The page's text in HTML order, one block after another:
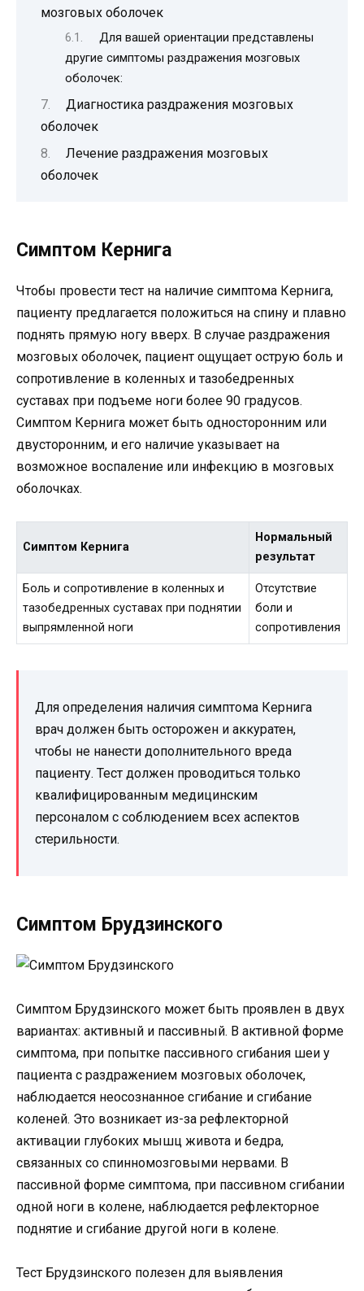
мозговых оболочек
Для вашей ориентации представлены
другие симптомы раздражения мозговых
оболочек:
Диагностика раздражения мозговых
оболочек
Лечение раздражения мозговых
оболочек
Симптом Кернига
Чтобы провести тест на наличие симптома Кернига,
пациенту предлагается положиться на спину и плавно
поднять прямую ногу вверх. В случае раздражения
мозговых оболочек, пациент ощущает острую боль и
сопротивление в коленных и тазобедренных
суставах при подъеме ноги более 90 градусов.
Симптом Кернига может быть односторонним или
двусторонним, и его наличие указывает на
возможное воспаление или инфекцию в мозговых
оболочках.
Симптом Кернига
Нормальный
результат
Боль и сопротивление в коленных и
тазобедренных суставах при поднятии
выпрямленной ноги
Отсутствие
боли и
сопротивления
Для определения наличия симптома Кернига
врач должен быть осторожен и аккуратен,
чтобы не нанести дополнительного вреда
пациенту. Тест должен проводиться только
квалифицированным медицинским
персоналом с соблюдением всех аспектов
стерильности.
Симптом Брудзинского
Симптом Брудзинского может быть проявлен в двух
вариантах: активный и пассивный. В активной форме
симптома, при попытке пассивного сгибания шеи у
пациента с раздражением мозговых оболочек,
наблюдается неосознанное сгибание и сгибание
коленей. Это возникает из-за рефлекторной
активации глубоких мышц живота и бедра,
связанных со спинномозговыми нервами. В
пассивной форме симптома, при пассивном сгибании
одной ноги в колене, наблюдается рефлекторное
поднятие и сгибание другой ноги в колене.
Тест Брудзинского полезен для выявления